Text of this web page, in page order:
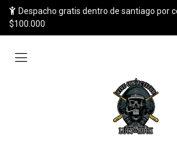
Despacho gratis dentro de santiago por
$100.000